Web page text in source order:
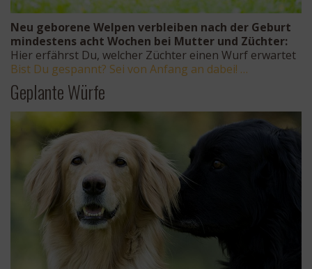
Neu geborene Welpen verbleiben nach der Geburt
mindestens acht Wochen bei Mutter und Züchter:
Hier erfährst Du, welcher Züchter einen Wurf erwartet
Bist Du gespannt? Sei von Anfang an dabei! …
Geplante Würfe